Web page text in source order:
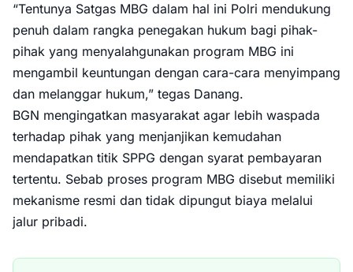
“Tentunya Satgas MBG dalam hal ini Polri mendukung
penuh dalam rangka penegakan hukum bagi pihak-
pihak yang menyalahgunakan program MBG ini
mengambil keuntungan dengan cara-cara menyimpang
dan melanggar hukum,” tegas Danang.
BGN mengingatkan masyarakat agar lebih waspada
terhadap pihak yang menjanjikan kemudahan
mendapatkan titik SPPG dengan syarat pembayaran
tertentu. Sebab proses program MBG disebut memiliki
mekanisme resmi dan tidak dipungut biaya melalui
jalur pribadi.